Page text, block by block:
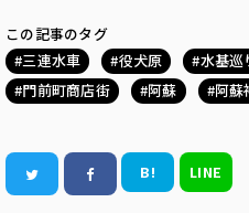
この記事のタグ
三連水車
役犬原 水基巡
門前町商店街
阿蘇 阿蘇
B! LINE